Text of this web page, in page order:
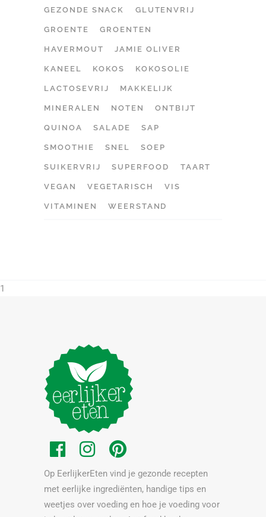
GEZONDE SNACK GLUTENVRIJ
GROENTE GROENTEN
HAVERMOUT JAMIE OLIVER
KANEEL KOKOS KOKOSOLIE
LACTOSEVRIJ MAKKELIJK
MINERALEN NOTEN ONTBIJT
QUINOA SALADE SAP
SMOOTHIE SNEL SOEP
SUIKERVRIJ SUPERFOOD TAART
VEGAN VEGETARISCH VIS
VITAMINEN WEERSTAND
1
Op EerlijkerEten vind je gezonde recepten
met eerlijke ingrediënten, handige tips en
weetjes over voeding en hoe je voeding voor